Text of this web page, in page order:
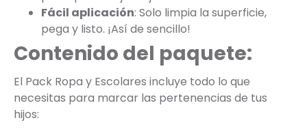
Fácil aplicación: Solo limpia la superficie,
pega y listo. ¡Así de sencillo!
Contenido del paquete:
El Pack Ropa y Escolares incluye todo lo que
necesitas para marcar las pertenencias de tus
hijos: